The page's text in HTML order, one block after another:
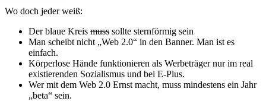
Wo doch jeder weiß:
Der blaue Kreis muss sollte sternförmig sein
Man scheibt nicht „Web 2.0“ in den Banner. Man ist es
einfach.
Körperlose Hände funktionieren als Werbeträger nur im real
existierenden Sozialismus und bei E-Plus.
Wer mit dem Web 2.0 Ernst macht, muss mindestens ein Jahr
„beta“ sein.